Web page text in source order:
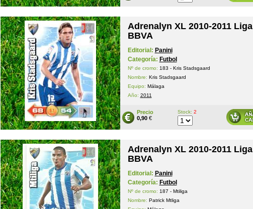
Adrenalyn XL 2010-2011 Liga
BBVA
Editorial: Panini
Categoría: Futbol
Nº de cromo: 183 - Kris Stadsgaard
Nombre: Kris Stadsgaard
Equipo: Málaga
Año: 2011
Precio
0,90€
Stock:2
Adrenalyn XL 2010-2011 Liga
BBVA
Editorial: Panini
Categoría: Futbol
Nº de cromo: 187 - Mtiliga
Nombre: Patrick Mtliga